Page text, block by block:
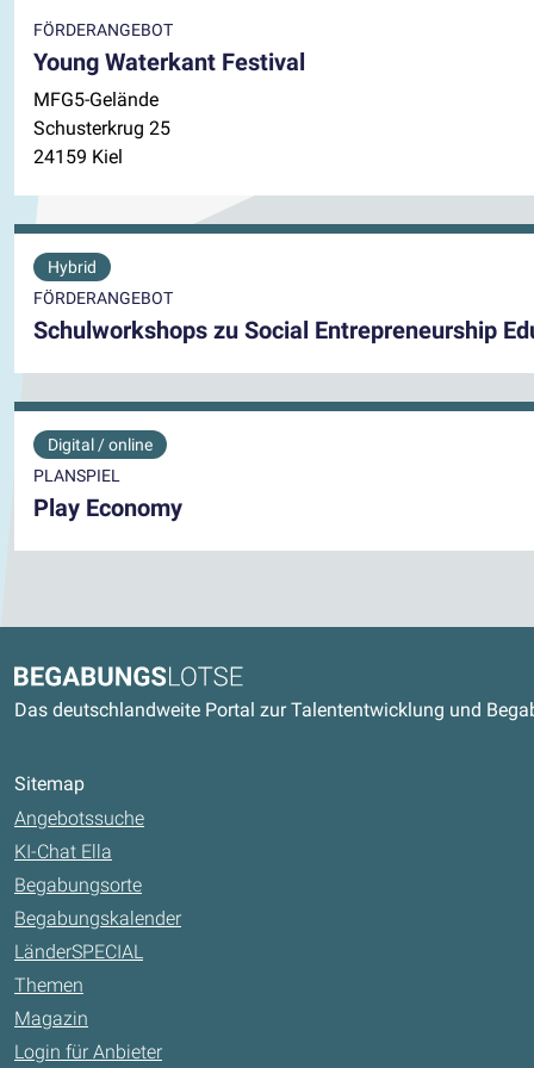
FÖRDERANGEBOT
Young Waterkant Festival
MFG5-Gelände
Schusterkrug 25
24159 Kiel
Hybrid
FÖRDERANGEBOT
Schulworkshops zu Social Entrepreneurship
Digital / online
PLANSPIEL
Play Economy
Kontaktdaten und weitere Links
Begabungslotse
Das deutschlandweite Portal zur Talententwicklung und
Sitemap
Angebotssuche
KI-Chat Ella
Begabungsorte
Begabungskalender
LänderSPECIAL
Themen
Magazin
Login für Anbieter